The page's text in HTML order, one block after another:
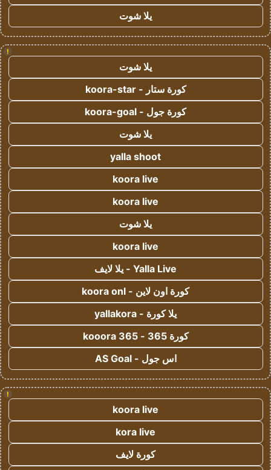
يلا شوت
!
يلا شوت
كورة ستار - koora-star
كورة جول - koora-goal
يلا شوت
yalla shoot
koora live
koora live
يلا شوت
koora live
Yalla Live - يلا لايف
كورة اون لاين - koora onl
يلا كورة - yallakora
كورة 365 - kooora 365
اس جول - AS Goal
!
koora live
kora live
كورة لايف